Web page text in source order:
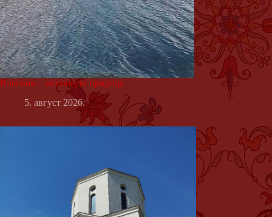
Власина – нетакнута природа
5. август 2026.